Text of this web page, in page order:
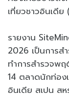
เที่ยวชาวอินเดีย
รายงาน
2026 เป็นการส
ทำการสำรวจพ
14 ตลาดนักท่อง
อินเดีย สเปน ส